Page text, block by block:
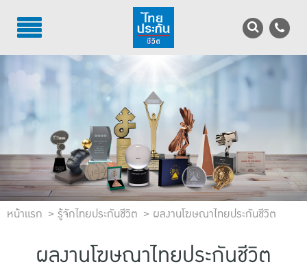
TH EN
บริการลูกค้า
บริการตัวแทน
รู้จักไทยประกันชีวิต
นักลงทุนสัมพันธ์
เพื่อสังคมไทย
ติดต่อไทยประกันชีวิต
หน้าแรก รู้จักไทยประกันชีวิต ผลงานโฆษณาไทยประกันชีวิต
ผลงานโฆษณาไทยประกันชีวิต